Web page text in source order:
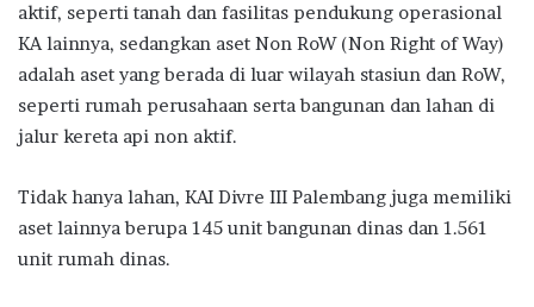
aktif, seperti tanah dan fasilitas pendukung operasional
KA lainnya, sedangkan aset Non RoW (Non Right of Way)
adalah aset yang berada di luar wilayah stasiun dan RoW,
seperti rumah perusahaan serta bangunan dan lahan di
jalur kereta api non aktif.
Tidak hanya lahan, KAI Divre III Palembang juga memiliki
aset lainnya berupa 145 unit bangunan dinas dan 1.561
unit rumah dinas.